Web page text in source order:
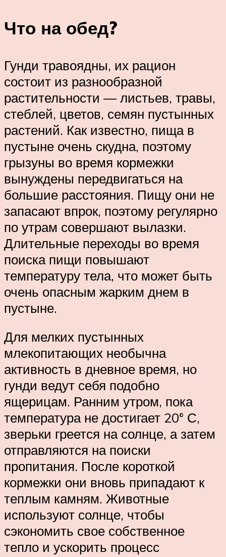
Что на обед?
Гунди травоядны, их рацион
состоит из разнообразной
растительности — листьев, травы,
стеблей, цветов, семян пустынных
растений. Как известно, пища в
пустыне очень скудна, поэтому
грызуны во время кормежки
вынуждены передвигаться на
большие расстояния. Пищу они не
запасают впрок, поэтому регулярно
по утрам совершают вылазки.
Длительные переходы во время
поиска пищи повышают
температуру тела, что может быть
очень опасным жарким днем в
пустыне.
Для мелких пустынных
млекопитающих необычна
активность в дневное время, но
гунди ведут себя подобно
ящерицам. Ранним утром, пока
температура не достигает 20° С,
зверьки греется на солнце, а затем
отправляются на поиски
пропитания. После короткой
кормежки они вновь припадают к
теплым камням. Животные
используют солнце, чтобы
сэкономить свое собственное
тепло и ускорить процесс